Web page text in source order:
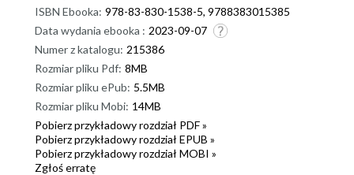
ISBN Ebooka: 978-83-830-1538-5, 9788383015385
Data wydania ebooka : 2023-09-07
Numer z katalogu: 215386
Rozmiar pliku Pdf: 8MB
Rozmiar pliku ePub: 5.5MB
Rozmiar pliku Mobi: 14MB
Pobierz przykładowy rozdział PDF »
Pobierz przykładowy rozdział EPUB »
Pobierz przykładowy rozdział MOBI »
Zgłoś erratę